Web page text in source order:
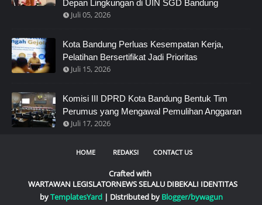
Depan Lingkungan di UIN SGD Bandung
Juli 05, 2026
Kota Bandung Perluas Kesempatan Kerja,
Pelatihan Bersertifikat Jadi Prioritas
Juli 15, 2026
Komisi III DPRD Kota Bandung Bentuk Tim
Perumus yang Mengawal Pemulihan Anggaran
Juli 17, 2026
HOME REDAKSI CONTACT US
Crafted with
WARTAWAN LEGISLATORNEWS SELALU DIBEKALI IDENTITAS
byTemplatesYard| Distributed by Blogger/bywagun